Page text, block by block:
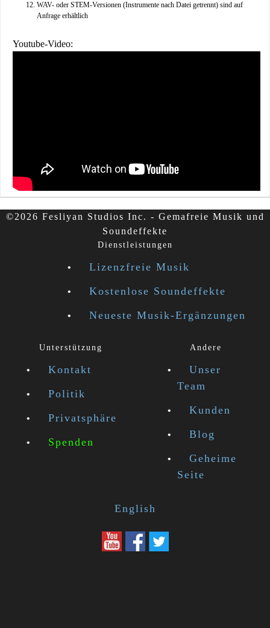
WAV- oder STEM-Versionen (Instrumente nach Datei getrennt) sind auf
Anfrage erhältlich
Youtube-Video:
©2026 Fesliyan Studios Inc. - Gemafreie Musik und
Soundeffekte
Dienstleistungen
Lizenzfreie Musik
Kostenlose Soundeffekte
Neueste Musik-Ergänzungen
Unterstützung
Kontakt
Politik
Privatsphäre
Spenden
Andere
Unser
Team
Kunden
Blog
Geheime
Seite
English